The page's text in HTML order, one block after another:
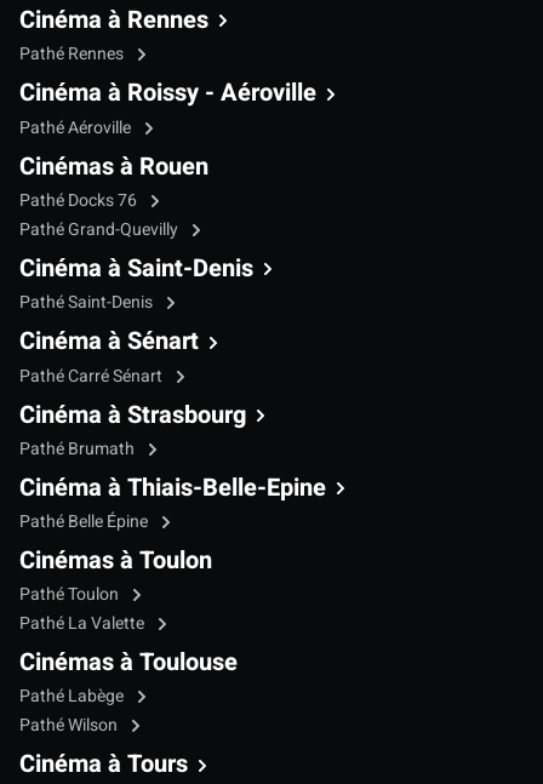
Cinéma à Rennes
Pathé Rennes
Cinéma à Roissy - Aéroville
Pathé Aéroville
Cinémas à Rouen
Pathé Docks 76
Pathé Grand-Quevilly
Cinéma à Saint-Denis
Pathé Saint-Denis
Cinéma à Sénart
Pathé Carré Sénart
Cinéma à Strasbourg
Pathé Brumath
Cinéma à Thiais-Belle-Epine
Pathé Belle Épine
Cinémas à Toulon
Pathé Toulon
Pathé La Valette
Cinémas à Toulouse
Pathé Labège
Pathé Wilson
Cinéma à Tours